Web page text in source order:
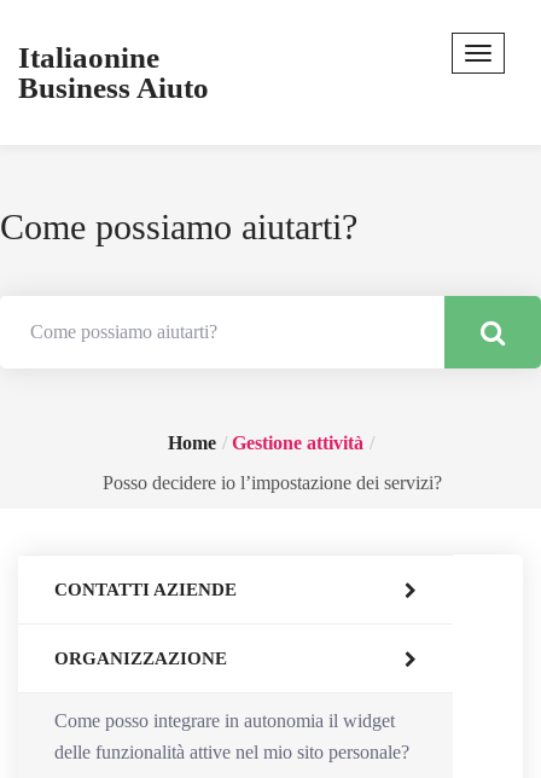
Italiaonine
Business Aiuto
Come possiamo aiutarti?
Home
Gestione attività
Posso decidere io l’impostazione dei servizi?
CONTATTI AZIENDE
ORGANIZZAZIONE
Come posso integrare in autonomia il widget
delle funzionalità attive nel mio sito personale?